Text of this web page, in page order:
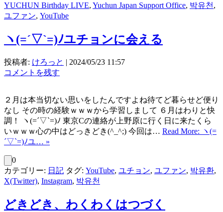
YUCHUN Birthday LIVE, Yuchun Japan Support Office, 박유천,
ユファン, YouTube
ヽ(=´▽`=)ﾉユチョンに会える
投稿者: けろっと | 2024/05/23 11:57
コメントを残す
２月は本当切ない思いをしたんですよね待てど暮らせど便り
なし その時の経験ｗｗｗから学習しまして ６月はわりと快
調！ ヽ(=´▽`=)ﾉ 東京Cの連絡が上野原に行く日に来たくら
いｗｗｗ心の中はどっきどき(^_^;) 今回は… Read More: ヽ(=
´▽`=)ﾉユ… »
0
カテゴリー: 日記 タグ: YouTube, ユチョン, ユファン, 박유환,
X(Twitter), Instagram, 박유천
どきどき、わくわくはつづく